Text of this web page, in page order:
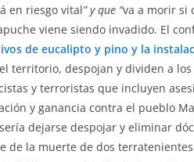
en riesgo vital” y que “va a morir si
viene siendo invadido. El
de eucalipto y pino y la
territorio, despojan y dividen a
y terroristas que incluyen
y ganancia contra el pueblo
dejarse despojar y eliminar
de la muerte de dos